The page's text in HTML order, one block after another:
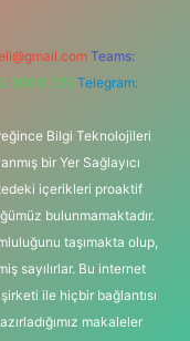
Teams:
606 0 726 Telegram:
Bilgi Teknolojileri
bir Yer Sağlayıcı
içerikleri proaktif
bulunmamaktadır.
taşımakta olup,
sayılırlar. Bu internet
ile hiçbir bağlantısı
makaleler